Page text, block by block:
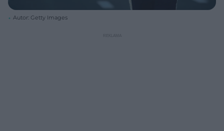
Autor: Getty Images